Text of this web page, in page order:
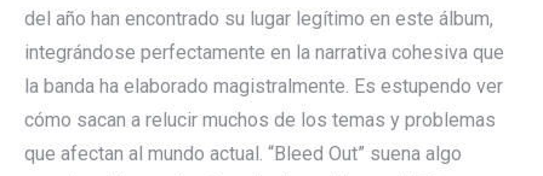
del año han encontrado su lugar legítimo en este álbum,
integrándose perfectamente en la narrativa cohesiva que
la banda ha elaborado magistralmente. Es estupendo ver
cómo sacan a relucir muchos de los temas y problemas
que afectan al mundo actual. “Bleed Out” suena algo